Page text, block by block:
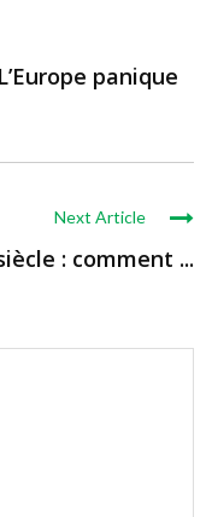
panique
Next Article
: comment ...